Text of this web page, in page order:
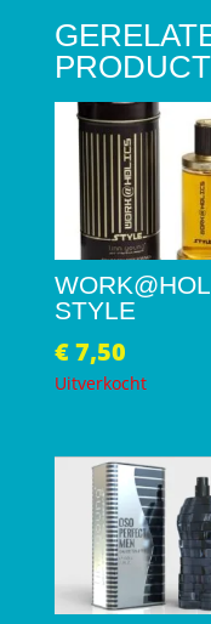
STYLE
€7,50
Uitverkocht